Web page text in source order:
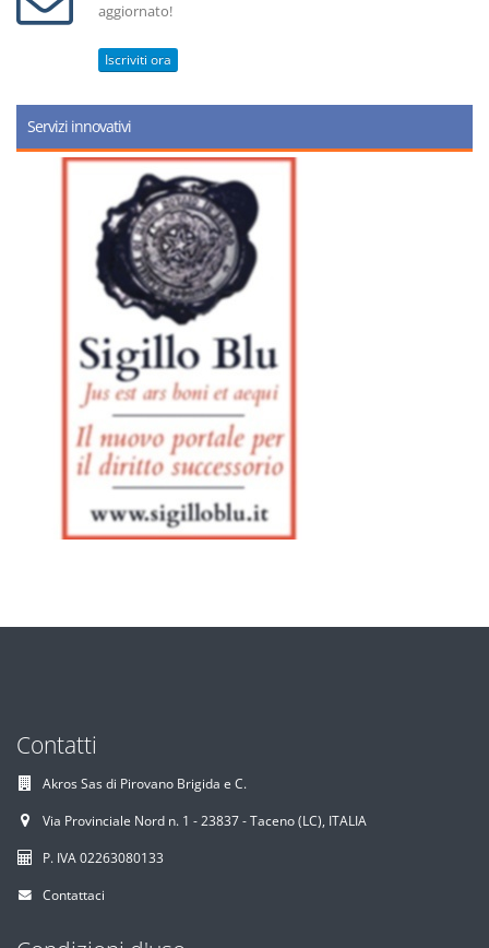
aggiornato!
Iscriviti ora
Servizi innovativi
Contatti
Akros Sas di Pirovano Brigida e C.
Via Provinciale Nord n. 1 - 23837 - Taceno (LC), ITALIA
P. IVA 02263080133
Contattaci